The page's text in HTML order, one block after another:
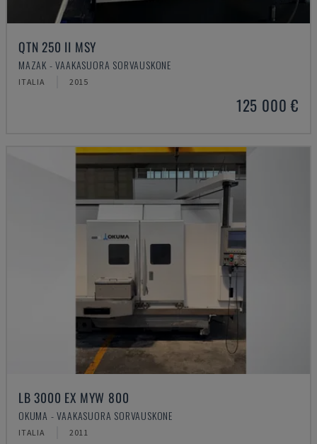
QTN 250 II MSY
MAZAK - VAAKASUORA SORVAUSKONE
ITALIA 2015
125 000 €
LB 3000 EX MYW 800
OKUMA - VAAKASUORA SORVAUSKONE
ITALIA 2011